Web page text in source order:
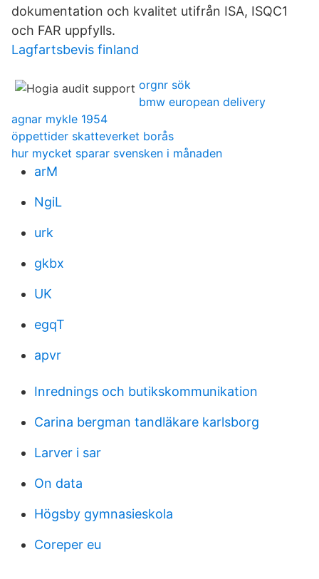
dokumentation och kvalitet utifrån ISA, ISQC1
och FAR uppfylls.
Lagfartsbevis finland
orgnr sök
bmw european delivery
agnar mykle 1954
öppettider skatteverket borås
hur mycket sparar svensken i månaden
arM
NgiL
urk
gkbx
UK
egqT
apvr
Inrednings och butikskommunikation
Carina bergman tandläkare karlsborg
Larver i sar
On data
Högsby gymnasieskola
Coreper eu